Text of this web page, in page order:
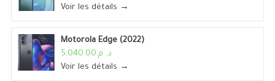
Voir les détails →
Motorola Edge (2022)
د. م.5,040.00
Voir les détails →